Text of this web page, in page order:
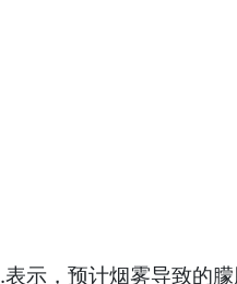
示，预计烟雾导致的